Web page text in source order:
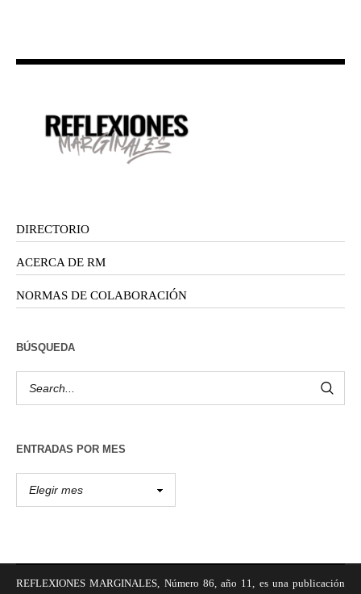
DIRECTORIO
ACERCA DE RM
NORMAS DE COLABORACIÓN
BÚSQUEDA
ENTRADAS POR MES
REFLEXIONES MARGINALES, Número 86, año 11, es una publicación